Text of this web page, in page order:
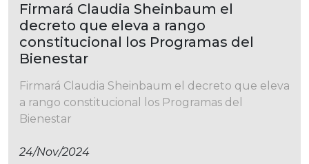
Firmará Claudia Sheinbaum el
decreto que eleva a rango
constitucional los Programas del
Bienestar
Firmará Claudia Sheinbaum el decreto que eleva
a rango constitucional los Programas del
Bienestar
24/nov/2024